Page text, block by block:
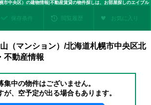
市中央区）の建物情報|不動産賃貸の物件探しは、お部屋探しのエイブル
保存条件 閲覧履歴 お気に入り
（マンション）/北海道札幌市中央区北
不動産情報
集中の物件はございません。
が、空予定が出る場合もあります。